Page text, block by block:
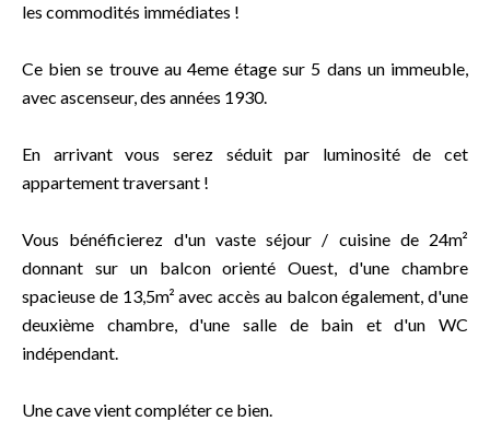
les commodités immédiates !
Ce bien se trouve au 4eme étage sur 5 dans un immeuble,
avec ascenseur, des années 1930.
En arrivant vous serez séduit par luminosité de cet
appartement traversant !
Vous bénéficierez d'un vaste séjour / cuisine de 24m²
donnant sur un balcon orienté Ouest, d'une chambre
spacieuse de 13,5m² avec accès au balcon également, d'une
deuxième chambre, d'une salle de bain et d'un WC
indépendant.
Une cave vient compléter ce bien.